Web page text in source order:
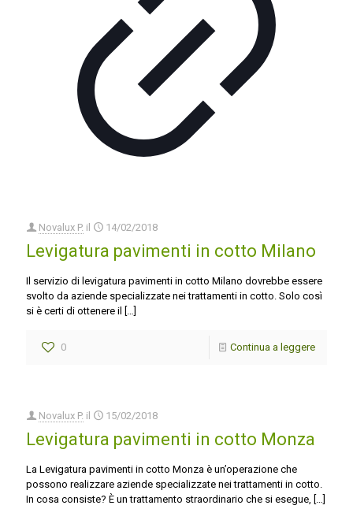
Novalux P. il 14/02/2018
Levigatura pavimenti in cotto Milano
Il servizio di levigatura pavimenti in cotto Milano dovrebbe essere
svolto da aziende specializzate nei trattamenti in cotto. Solo così
si è certi di ottenere il […]
0 Continua a leggere
Novalux P. il 15/02/2018
Levigatura pavimenti in cotto Monza
La Levigatura pavimenti in cotto Monza è un’operazione che
possono realizzare aziende specializzate nei trattamenti in cotto.
In cosa consiste? È un trattamento straordinario che si esegue, […]